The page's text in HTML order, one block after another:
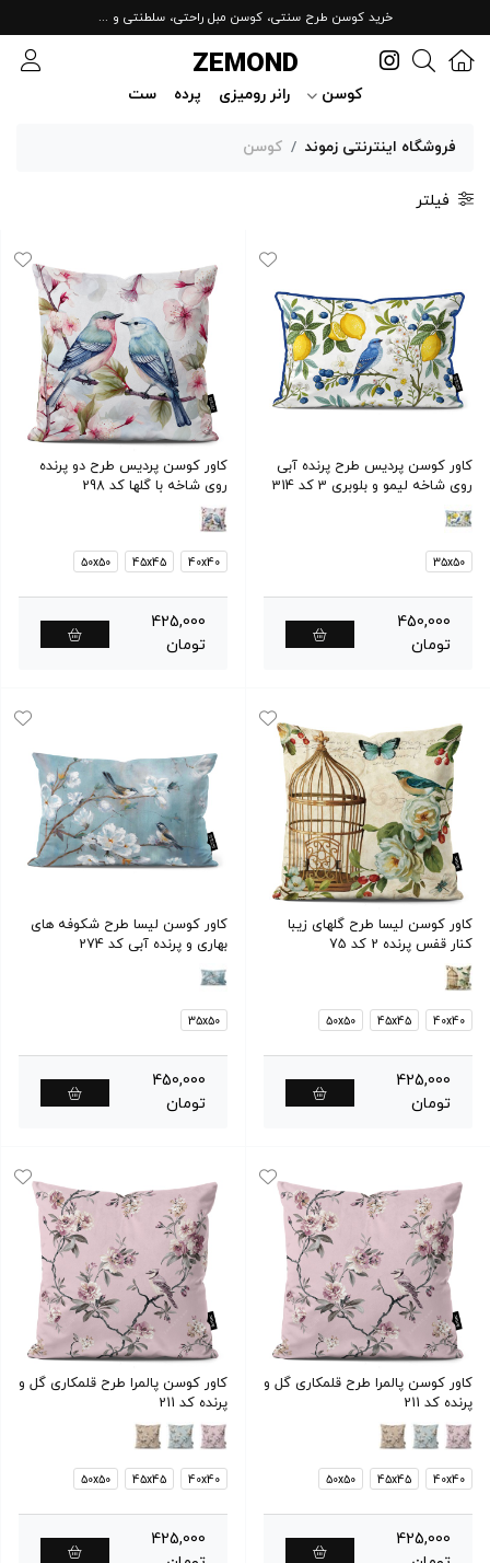
خرید کوسن طرح سنتی، کوسن مبل راحتی، سلطنتی و ...
ZEMOND
کوسن رانر رومیزی پرده ست
فروشگاه اینترنتی زموند کوسن
فیلتر
کاور کوسن پردیس طرح پرنده آبی
روی شاخه لیمو و بلوبری 3 کد 314
35x50
450,000
تومان
کاور کوسن پردیس طرح دو پرنده
روی شاخه با گلها کد 298
40x40
45x45
50x50
425,000
تومان
کاور کوسن لیسا طرح گلهای زیبا
کنار قفس پرنده 2 کد 75
40x40
45x45
50x50
425,000
تومان
کاور کوسن لیسا طرح شکوفه های
بهاری و پرنده آبی کد 274
35x50
450,000
تومان
کاور کوسن پالمرا طرح قلمکاری گل و
پرنده کد 211
40x40
45x45
50x50
425,000
کاور کوسن پالمرا طرح قلمکاری گل و
پرنده کد 211
40x40
45x45
50x50
425,000